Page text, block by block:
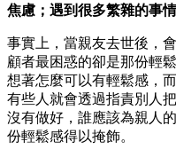
焦慮；遇到很多繁雜的事
事實上，當親友去世後，
顧者最困惑的卻是那份輕
想著怎麼可以有輕鬆感，
有些人就會透過指責別人
沒有做好，誰應該為親人
份輕鬆感得以掩飾。